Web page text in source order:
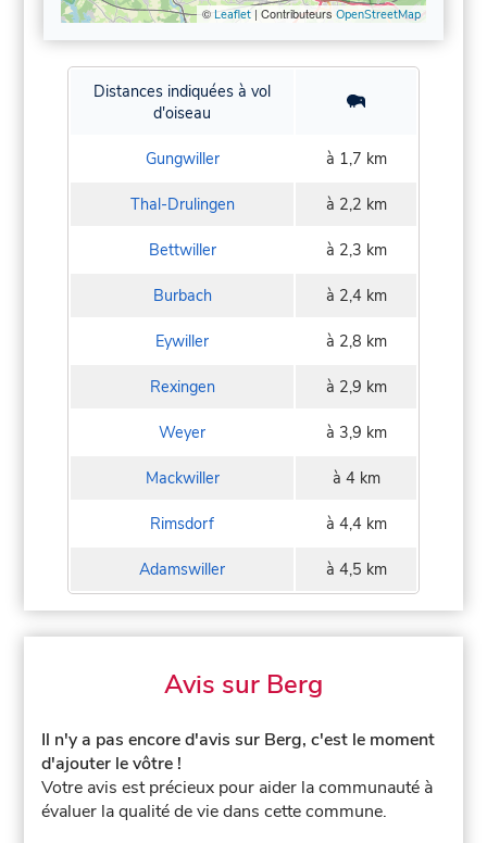
©Leaflet| Contributeurs OpenStreetMap
Distances indiquées à vol
d'oiseau
Gungwiller à 1,7 km
Thal-Drulingen à 2,2 km
Bettwiller à 2,3 km
Burbach à 2,4 km
Eywiller à 2,8 km
Rexingen à 2,9 km
Weyer à 3,9 km
Mackwiller à 4 km
Rimsdorf à 4,4 km
Adamswiller à 4,5 km
Avis sur Berg
Il n'y a pas encore d'avis sur Berg, c'est le moment
d'ajouter le vôtre !
Votre avis est précieux pour aider la communauté à
évaluer la qualité de vie dans cette commune.